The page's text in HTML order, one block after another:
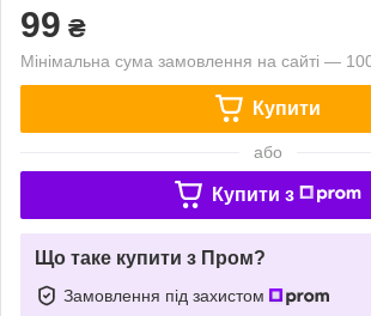
99 ₴
Мінімальна сума замовлення на сайті —
Купити
або
Купити з
Що таке купити з Пром?
Замовлення під захистом